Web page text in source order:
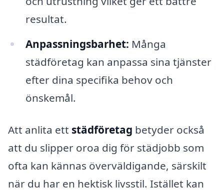
resultat.
Anpassningsbarhet: Många
städföretag kan anpassa sina tjänster
efter dina specifika behov och
önskemål.
Att anlita ett städföretag betyder också
att du slipper oroa dig för städjobb som
ofta kan kännas överväldigande, särskilt
när du har en hektisk livsstil. Istället kan